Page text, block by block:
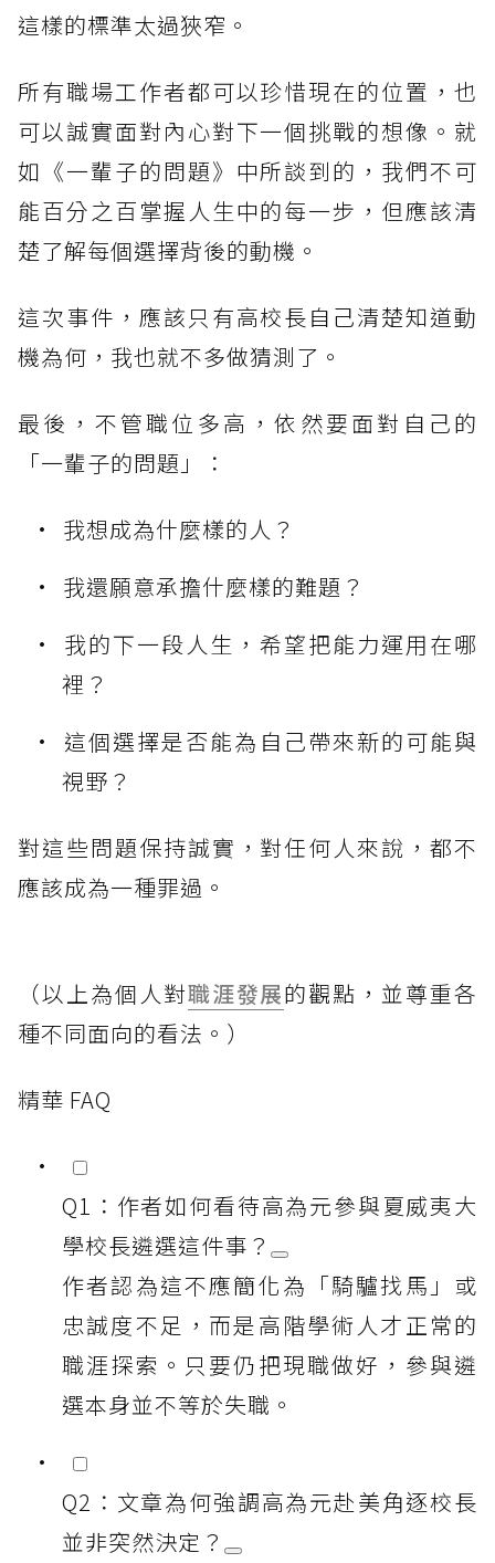
這樣的標準太過狹窄。
所有職場工作者都可以珍惜現在的位置，也
可以誠實面對內心對下一個挑戰的想像。就
如《一輩子的問題》中所談到的，我們不可
能百分之百掌握人生中的每一步，但應該清
楚了解每個選擇背後的動機。
這次事件，應該只有高校長自己清楚知道動
機為何，我也就不多做猜測了。
最後，不管職位多高，依然要面對自己的
「一輩子的問題」：
我想成為什麼樣的人？
我還願意承擔什麼樣的難題？
我的下一段人生，希望把能力運用在哪
裡？
這個選擇是否能為自己帶來新的可能與
視野？
對這些問題保持誠實，對任何人來說，都不
應該成為一種罪過。
（以上為個人對職涯發展的觀點，並尊重各
種不同面向的看法。）
精華 FAQ
Q1：作者如何看待高為元參與夏威夷大
學校長遴選這件事？
作者認為這不應簡化為「騎驢找馬」或
忠誠度不足，而是高階學術人才正常的
職涯探索。只要仍把現職做好，參與遴
選本身並不等於失職。
Q2：文章為何強調高為元赴美角逐校長
並非突然決定？